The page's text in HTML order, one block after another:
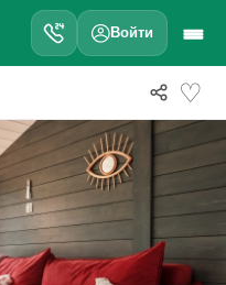
Войти
♡